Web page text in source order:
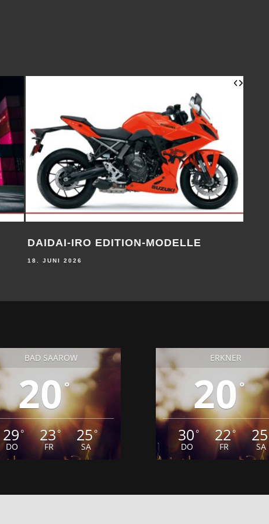
DAIDAI-IRO EDITION-MODELLE
18. JUNI 2026
BAD SAAROW
20°
29°
DO
23°
FR
25°
SA
ERKNER
20°
30°
DO
22°
FR
25
SA